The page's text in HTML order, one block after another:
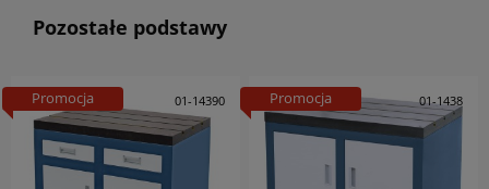
Pozostałe podstawy
01-14390
Promocja 01-1438
Promocja